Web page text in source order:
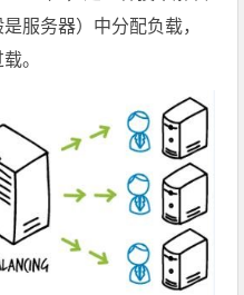
服务器）中分配负载，
。